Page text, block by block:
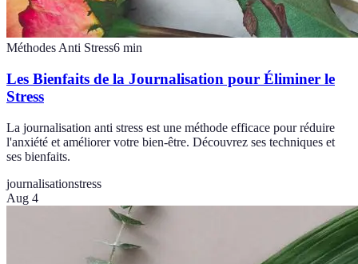
Méthodes Anti Stress6 min
Les Bienfaits de la Journalisation pour Éliminer le
Stress
La journalisation anti stress est une méthode efficace pour réduire
l'anxiété et améliorer votre bien-être. Découvrez ses techniques et
ses bienfaits.
journalisationstress
Aug 4